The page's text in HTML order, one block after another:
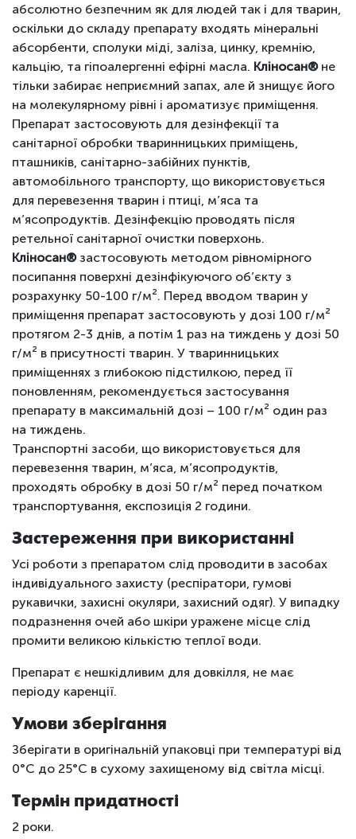
абсолютно безпечним як для людей так і для тварин,
оскільки до складу препарату входять мінеральні
абсорбенти, сполуки міді, заліза, цинку, кремнію,
кальцію, та гіпоалергенні ефірні масла. Кліносан® не
тільки забирає неприємний запах, але й знищує його
на молекулярному рівні і ароматизує приміщення.
Препарат застосовують для дезінфекції та
санітарної обробки тваринницьких приміщень,
пташників, санітарно-забійних пунктів,
автомобільного транспорту, що використовується
для перевезення тварин і птиці, м’яса та
м’ясопродуктів. Дезінфекцію проводять після
ретельної санітарної очистки поверхонь.
Кліносан®застосовують методом рівномірного
посипання поверхні дезінфікуючого об’єкту з
розрахунку 50-100 г/м². Перед вводом тварин у
приміщення препарат застосовують у дозі 100 г/м²
протягом 2-3 днів, а потім 1 раз на тиждень у дозі 50
г/м² в присутності тварин. У тваринницьких
приміщеннях з глибокою підстилкою, перед її
поновленням, рекомендується застосування
препарату в максимальній дозі – 100 г/м² один раз
на тиждень.
Транспортні засоби, що використовується для
перевезення тварин, м’яса, м’ясопродуктів,
проходять обробку в дозі 50 г/м² перед початком
транспортування, експозиція 2 години.
Застереження при використанні
Усі роботи з препаратом слід проводити в засобах
індивідуального захисту (респіратори, гумові
рукавички, захисні окуляри, захисний одяг). У випадку
подразнення очей або шкіри уражене місце слід
промити великою кількістю теплої води.
Препарат є нешкідливим для довкілля, не має
періоду каренції.
Умови зберігання
Зберігати в оригінальній упаковці при температурі від
0°С до 25°С в сухому захищеному від світла місці.
Термін придатності
2 роки.